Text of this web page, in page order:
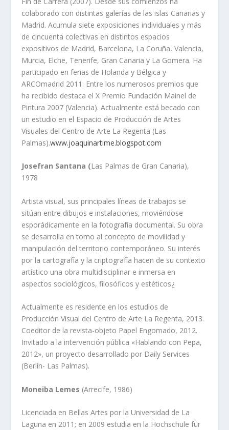
colaborado con distintas galerías de las islas Canarias y
Madrid. Acumula siete exposiciones individuales y más
de cincuenta colectivas en distintos espacios
expositivos de Madrid, Barcelona, La Coruña, Valencia,
Murcia, Elche, Tenerife, Gran Canaria y La Gomera. Ha
participado en ferias de Holanda y Bélgica y
ARCOmadrid 2011. Entre los numerosos premios que
ha recibido destaca el X Premio Fundación Mainel de
Pintura 2007 (Valencia). Actualmente está becado con
un estudio en el Espacio de Producción de Artes
Visuales del Centro de Arte La Regenta (Las
Palmas).www.joaquinartime.blogspot.com
Josefran Santana (Las Palmas de Gran Canaria),
1978
Artista visual, sus principales líneas de trabajos se
sitúan entre dibujos e instalaciones, moviéndose
esporádicamente en la fotografía documental. Su obra
se desarrolla en torno al concepto de movilidad y
manipulación del territorio contemporáneo. Su interés
por la cartografía y la criptografía hacen de su contexto
artístico una obra multidisciplinar e inmersa en
aspectos sociológicos, filosóficos y estéticos¿
Actualmente es residente en los estudios de
Producción Visual del Centro de Arte La Regenta, 2013.
Coeditor de la revista-objeto Papel Engomado, 2012.
Invitado a la intervención pública «Hablando con Pepa,
2012», un proyecto desarrollado por Daily Services
(Berlín- Las Palmas).
Moneiba Lemes (Arrecife, 1986)
Licenciada en Bellas Artes por la Universidad de La
Laguna en 2011; en 2009 estudia en la Hochschule für